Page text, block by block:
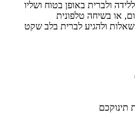
ולברית באופן בטוח ושליו
תינוקכם